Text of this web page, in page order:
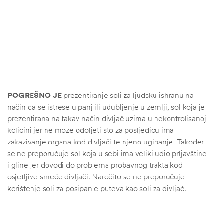
POGREŠNO JE prezentiranje soli za ljudsku ishranu na
način da se istrese u panj ili udubljenje u zemlji, sol koja je
prezentirana na takav način divljač uzima u nekontrolisanoj
količini jer ne može odoljeti što za posljedicu ima
zakazivanje organa kod divljači te njeno ugibanje. Također
se ne preporučuje sol koja u sebi ima veliki udio prljavštine
i gline jer dovodi do problema probavnog trakta kod
osjetljive srneće divljači. Naročito se ne preporučuje
korištenje soli za posipanje puteva kao soli za divljač.